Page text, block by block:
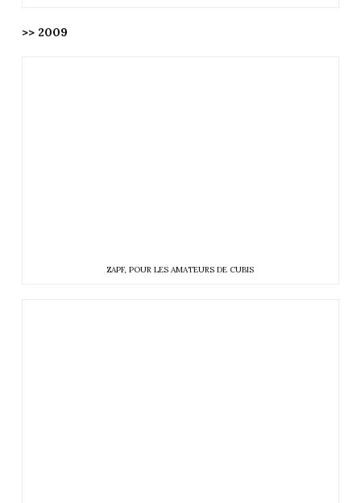
>> 2009
ZAPF, POUR LES AMATEURS DE CUBIS